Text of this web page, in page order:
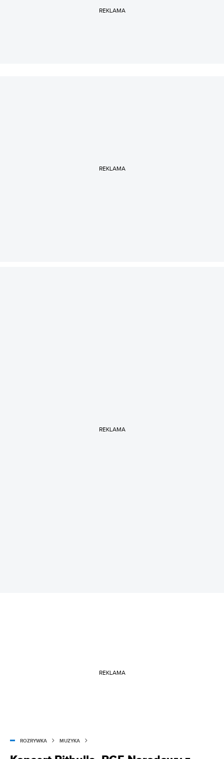
REKLAMA
REKLAMA
REKLAMA
REKLAMA
ROZRYWKA MUZYKA